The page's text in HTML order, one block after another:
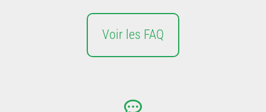
Voir les FAQ